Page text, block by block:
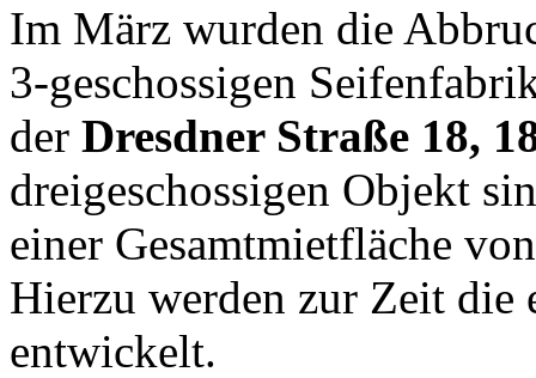
Im März wurden die
3-geschossigen
der Dresdner Straße 18,
dreigeschossigen Objekt
einer Gesamtmietfläche
Hierzu werden zur Zeit die
entwickelt.